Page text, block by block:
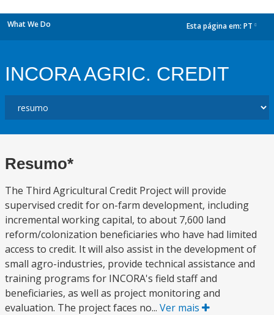
What We Do Esta página em: PT
INCORA AGRIC. CREDIT
Resumo*
The Third Agricultural Credit Project will provide
supervised credit for on-farm development, including
incremental working capital, to about 7,600 land
reform/colonization beneficiaries who have had limited
access to credit. It will also assist in the development of
small agro-industries, provide technical assistance and
training programs for INCORA's field staff and
beneficiaries, as well as project monitoring and
evaluation. The project faces no... Ver mais